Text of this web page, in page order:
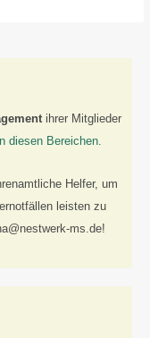
ihrer Mitglieder
diesen Bereichen.
Helfer, um
leisten zu
ms.de!